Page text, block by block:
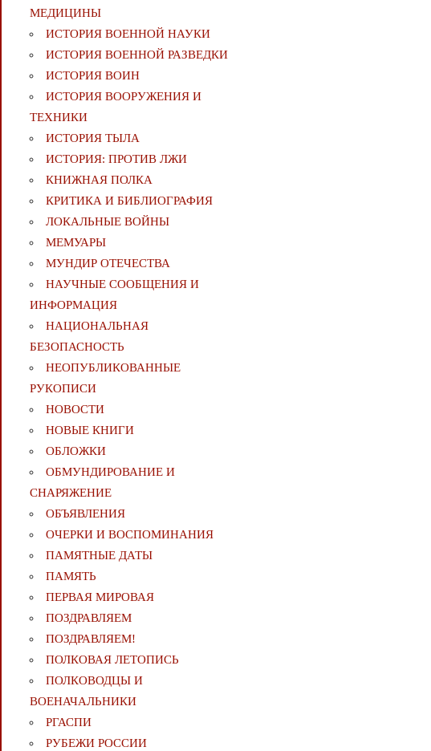
МЕДИЦИНЫ
ИСТОРИЯ ВОЕННОЙ НАУКИ
ИСТОРИЯ ВОЕННОЙ РАЗВЕДКИ
ИСТОРИЯ ВОИН
ИСТОРИЯ ВООРУЖЕНИЯ И
ТЕХНИКИ
ИСТОРИЯ ТЫЛА
ИСТОРИЯ: ПРОТИВ ЛЖИ
КНИЖНАЯ ПОЛКА
КРИТИКА И БИБЛИОГРАФИЯ
ЛОКАЛЬНЫЕ ВОЙНЫ
МЕМУАРЫ
МУНДИР ОТЕЧЕСТВА
НАУЧНЫЕ СООБЩЕНИЯ И
ИНФОРМАЦИЯ
НАЦИОНАЛЬНАЯ
БЕЗОПАСНОСТЬ
НЕОПУБЛИКОВАННЫЕ
РУКОПИСИ
НОВОСТИ
НОВЫЕ КНИГИ
ОБЛОЖКИ
ОБМУНДИРОВАНИЕ И
СНАРЯЖЕНИЕ
ОБЪЯВЛЕНИЯ
ОЧЕРКИ И ВОСПОМИНАНИЯ
ПАМЯТНЫЕ ДАТЫ
ПАМЯТЬ
ПЕРВАЯ МИРОВАЯ
ПОЗДРАВЛЯЕМ
ПОЗДРАВЛЯЕМ!
ПОЛКОВАЯ ЛЕТОПИСЬ
ПОЛКОВОДЦЫ И
ВОЕНАЧАЛЬНИКИ
РГАСПИ
РУБЕЖИ РОССИИ